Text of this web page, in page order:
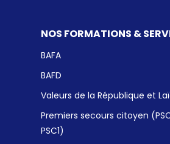
NOS FORMATIONS &
BAFA
BAFD
Valeurs de la République et
Premiers secours citoyen
PSC1)